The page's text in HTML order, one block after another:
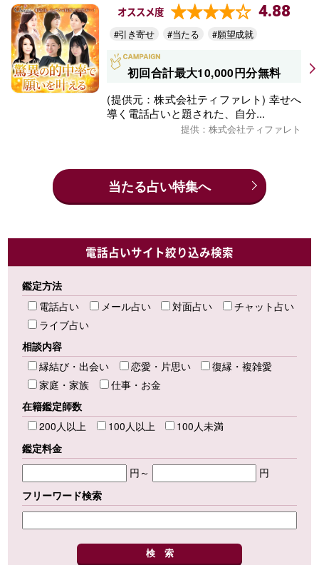
オススメ度 4.88
#引き寄せ #当たる #願望成就
初回合計最大10,000円分無料
(提供元：株式会社ティファレト) 幸せへ
導く電話占いと題された、自分...
提供：株式会社ティファレト
当たる占い特集へ
電話占いサイト絞り込み検索
鑑定方法
電話占い
メール占い 対面占い
チャット占い
ライブ占い
相談内容
縁結び・出会い
恋愛・片思い
復縁・複雑愛
家庭・家族
仕事・お金
在籍鑑定師数
200人以上
100人以上
100人未満
鑑定料金
円～
円
フリーワード検索